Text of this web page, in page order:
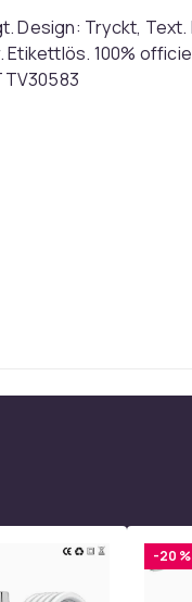
Design: Tryckt,
100%
-20 %